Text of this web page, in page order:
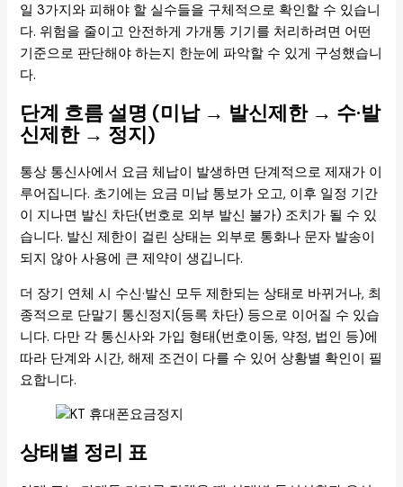
일 3가지와 피해야 할 실수들을 구체적으로 확인할 수 있습니
다. 위험을 줄이고 안전하게 가개통 기기를 처리하려면 어떤
기준으로 판단해야 하는지 한눈에 파악할 수 있게 구성했습니
다.
단계 흐름 설명 (미납 → 발신제한 → 수·발
신제한 → 정지)
통상 통신사에서 요금 체납이 발생하면 단계적으로 제재가 이
루어집니다. 초기에는 요금 미납 통보가 오고, 이후 일정 기간
이 지나면 발신 차단(번호로 외부 발신 불가) 조치가 될 수 있
습니다. 발신 제한이 걸린 상태는 외부로 통화나 문자 발송이
되지 않아 사용에 큰 제약이 생깁니다.
더 장기 연체 시 수신·발신 모두 제한되는 상태로 바뀌거나, 최
종적으로 단말기 통신정지(등록 차단) 등으로 이어질 수 있습
니다. 다만 각 통신사와 가입 형태(번호이동, 약정, 법인 등)에
따라 단계와 시간, 해제 조건이 다를 수 있어 상황별 확인이 필
요합니다.
상태별 정리 표